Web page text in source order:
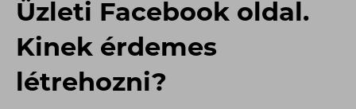
Üzleti Facebook oldal.
Kinek érdemes
létrehozni?